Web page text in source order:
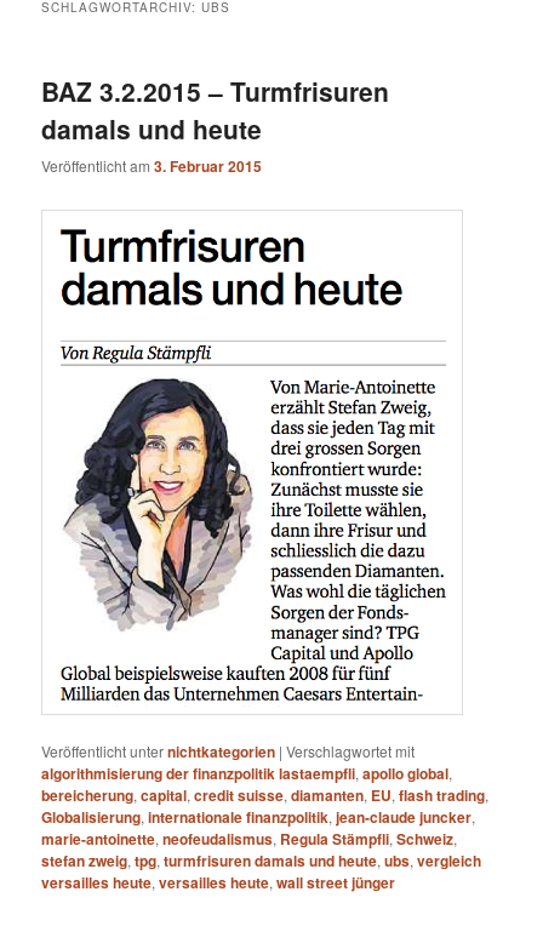
SCHLAGWORTARCHIV:UBS
BAZ 3.2.2015 – Turmfrisuren
damals und heute
Veröffentlicht am3. Februar 2015
Veröffentlicht unternichtkategorien |Verschlagwortet mit
algorithmisierung der finanzpolitik lastaempfli,apollo global,
bereicherung,capital,credit suisse,diamanten, EU,flash trading,
Globalisierung,internationale finanzpolitik,jean-claude juncker,
marie-antoinette,neofeudalismus, Regula Stämpfli,Schweiz,
stefan zweig,tpg,turmfrisuren damals und heute,ubs,vergleich
versailles heute,versailles heute,wall street jünger